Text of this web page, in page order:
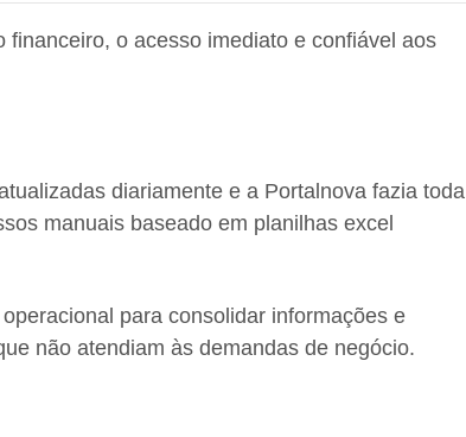
o acesso imediato e confiável aos
diariamente e a Portalnova fazia toda
manuais baseado em planilhas excel
para consolidar informações e
não atendiam às demandas de negócio.